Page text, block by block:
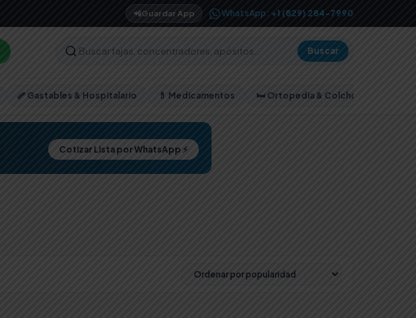
📲Guardar App WhatsApp: +1 (829) 284-7990
Buscar
🩹 Gastables & Hospitalario 💊 Medicamentos 🛏️ Ortopedia & Colchones
Cotizar Lista por WhatsApp ⚡